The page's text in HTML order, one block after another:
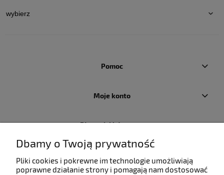
Pomoc
Moje konto
Płatności i dostawa
Dbamy o Twoją prywatność
Pliki cookies i pokrewne im technologie umożliwiają
poprawne działanie strony i pomagają nam dostosować